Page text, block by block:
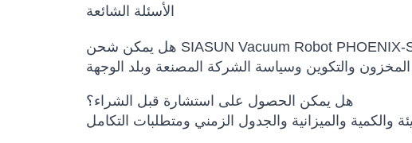
الأسئلة الشائعة
هل يمكن الحصول على استشارة قبل الشراء؟